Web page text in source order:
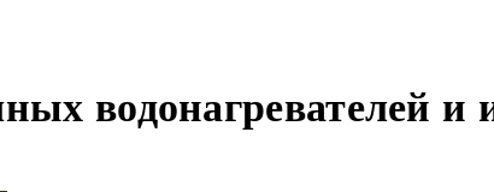
водонагревателей и